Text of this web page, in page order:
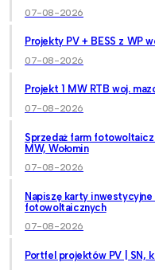
07-08-2026
Projekty PV + BESS z WP
07-08-2026
Projekt 1 MW RTB woj.
07-08-2026
Sprzedaż farm
MW, Wołomin
07-08-2026
Napiszę karty
fotowoltaicznych
07-08-2026
Portfel projektów PV | SN,